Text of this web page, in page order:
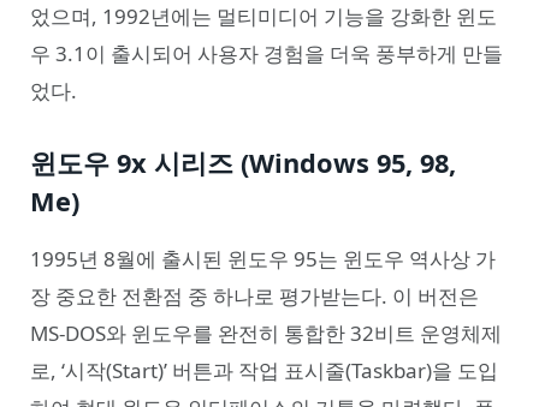
었으며, 1992년에는 멀티미디어 기능을 강화한 윈도
우 3.1이 출시되어 사용자 경험을 더욱 풍부하게 만들
었다.
윈도우 9x 시리즈 (Windows 95, 98,
Me)
1995년 8월에 출시된 윈도우 95는 윈도우 역사상 가
장 중요한 전환점 중 하나로 평가받는다. 이 버전은
MS-DOS와 윈도우를 완전히 통합한 32비트 운영체제
로, ‘시작(Start)’ 버튼과 작업 표시줄(Taskbar)을 도입